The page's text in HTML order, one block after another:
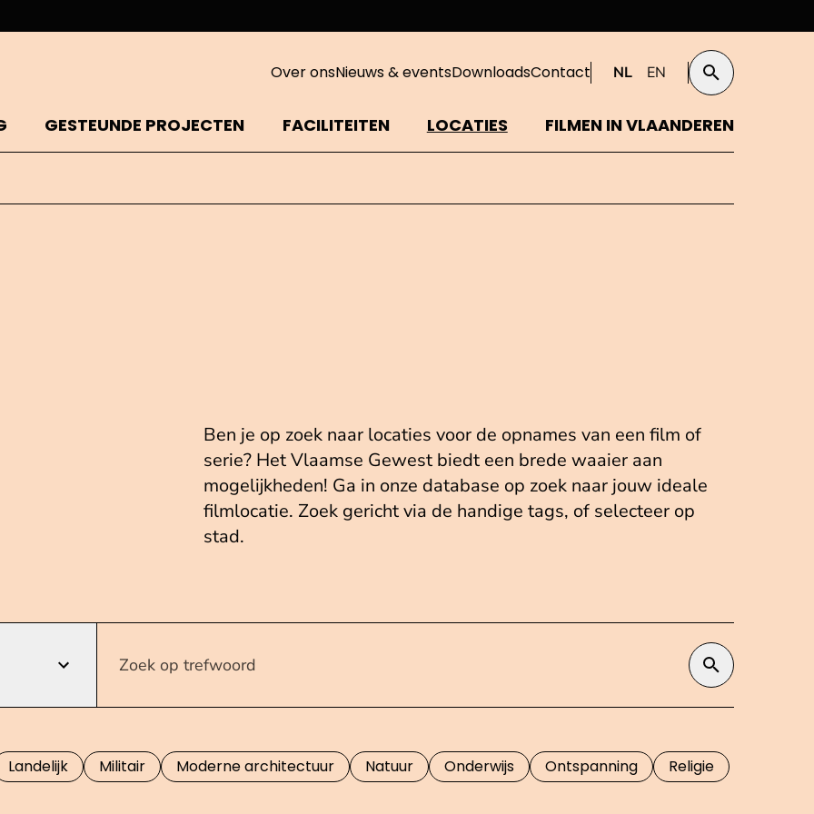
Over onsNieuws & eventsDownloadsContact NL EN Zoeken
GESTEUNDE PROJECTEN FACILITEITEN LOCATIES FILMEN IN VLAANDEREN
Ben je op zoek naar locaties voor de opnames van een film of
serie? Het Vlaamse Gewest biedt een brede waaier aan
mogelijkheden! Ga in onze database op zoek naar jouw ideale
filmlocatie. Zoek gericht via de handige tags, of selecteer op
stad.
Zoek op
Landelijk Militair Moderne architectuur Natuur Onderwijs Ontspanning
Religie